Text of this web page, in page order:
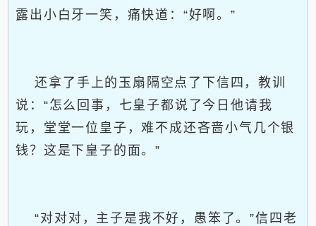
露出小白牙一笑，痛快道：“好啊。”
还拿了手上的玉扇隔空点了下信四，教训
说：“怎么回事，七皇子都说了今日他请我
玩，堂堂一位皇子，难不成还吝啬小气几个银
钱？这是下皇子的面。”
“对对对，主子是我不好，愚笨了。”信四老